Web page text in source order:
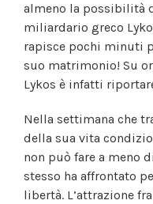
almeno la possibilità
miliardario greco
rapisce pochi minuti
suo matrimonio! Su
Lykos è infatti
Nella settimana che
della sua vita
non può fare a meno
stesso ha affrontato
libertà. L’attrazione